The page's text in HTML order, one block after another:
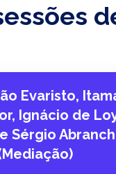
Evaristo,
Ignácio de
Sérgio